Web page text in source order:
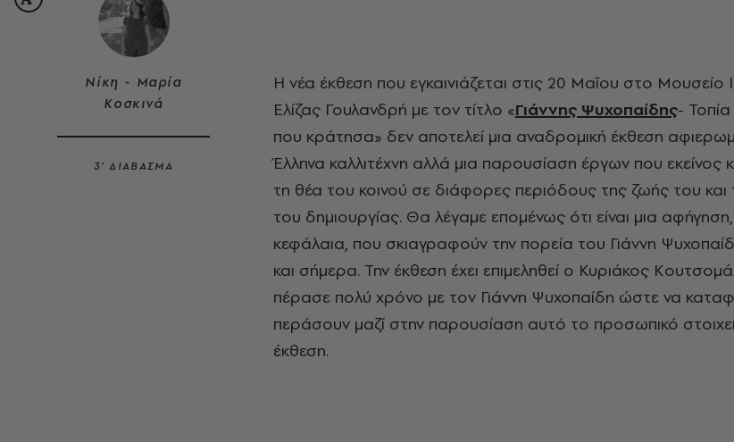
Νίκη - Μαρία
Κοσκινά
3’ ΔΙΑΒΑΣΜΑ
Η νέα έκθεση που εγκαινιάζεται στις 20 Μαΐου στο Μουσείο Ιδρύματος Βασίλη &
Ελίζας Γουλανδρή με τον τίτλο «Γιάννης Ψυχοπαίδης-
που κράτησα» δεν αποτελεί μια αναδρομική έκθεση
Έλληνα καλλιτέχνη αλλά μια παρουσίαση έργων που
τη θέα του κοινού σε διάφορες περιόδους της ζωής του και
του δημιουργίας. Θα λέγαμε επομένως ότι είναι μια
κεφάλαια, που σκιαγραφούν την πορεία του Γιάννη
και σήμερα. Την έκθεση έχει επιμεληθεί ο Κυριάκος
πέρασε πολύ χρόνο με τον Γιάννη Ψυχοπαίδη ώστε να
περάσουν μαζί στην παρουσίαση αυτό το προσωπικό
έκθεση.